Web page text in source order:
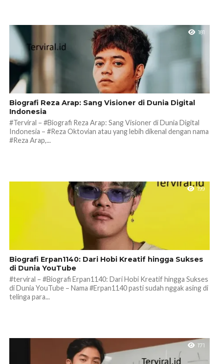
181
Biografi Reza Arap: Sang Visioner di Dunia Digital
Indonesia
#Terviral – #Biografi Reza Arap: Sang Visioner di Dunia Digital
Indonesia – #Reza Oktovian atau yang lebih dikenal dengan nama
#Reza Arap,...
199
Biografi Erpan1140: Dari Hobi Kreatif hingga Sukses
di Dunia YouTube
#terviral – #Biografi Erpan1140: Dari Hobi Kreatif hingga Sukses
di Dunia YouTube – Nama #Erpan1140 pasti sudah nggak asing di
telinga para...
171